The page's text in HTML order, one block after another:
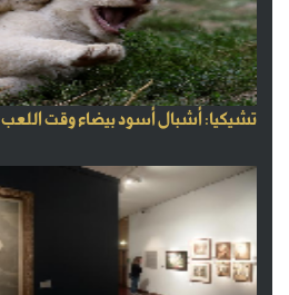
تشيكيا: أشبال أسود بيضاء وقت اللعب